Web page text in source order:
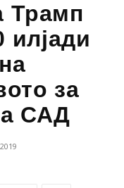
Трамп
илјади
за
САД